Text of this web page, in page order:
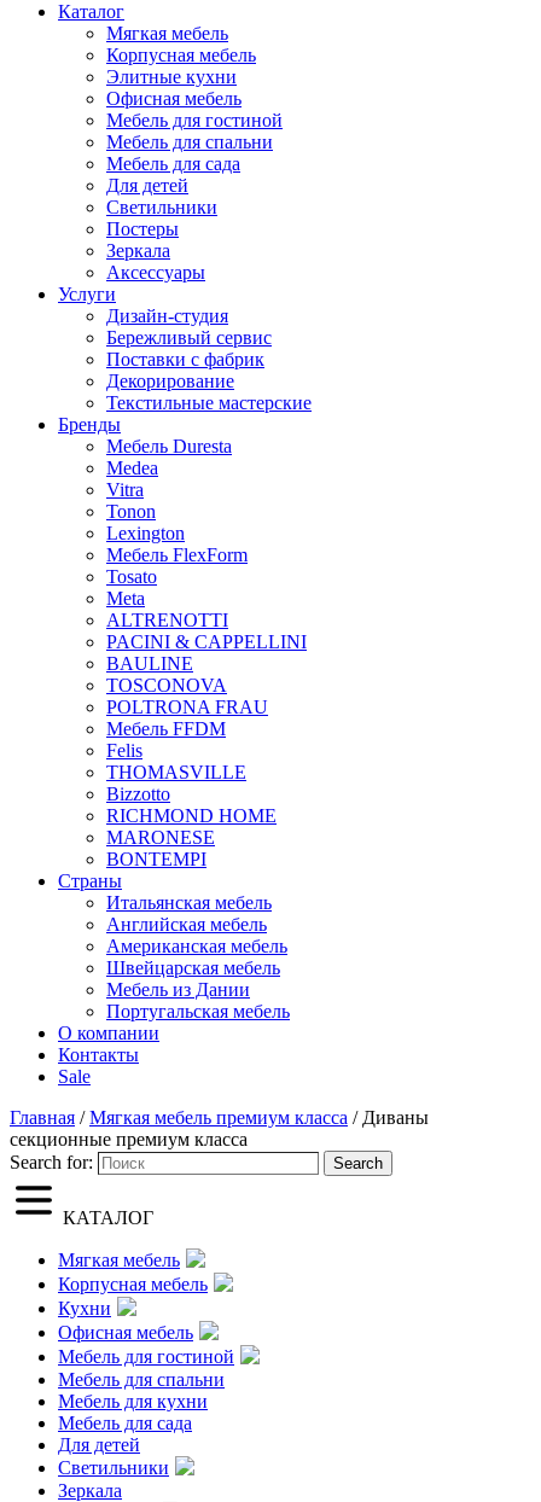
Каталог
Мягкая мебель
Корпусная мебель
Элитные кухни
Офисная мебель
Мебель для гостиной
Мебель для спальни
Мебель для сада
Для детей
Светильники
Постеры
Зеркала
Аксессуары
Услуги
Дизайн-студия
Бережливый сервис
Поставки с фабрик
Декорирование
Текстильные мастерские
Бренды
Мебель Duresta
Medea
Vitra
Tonon
Lexington
Мебель FlexForm
Tosato
Meta
ALTRENOTTI
PACINI & CAPPELLINI
BAULINE
TOSCONOVA
POLTRONA FRAU
Мебель FFDM
Felis
THOMASVILLE
Bizzotto
RICHMOND HOME
MARONESE
BONTEMPI
Страны
Итальянская мебель
Английская мебель
Американская мебель
Швейцарская мебель
Мебель из Дании
Португальская мебель
О компании
Контакты
Sale
Главная /Мягкая мебель премиум класса / Диваны
секционные премиум класса
Search for:
Search
КАТАЛОГ
Мягкая мебель
Корпусная мебель
Кухни
Офисная мебель
Мебель для гостиной
Мебель для спальни
Мебель для кухни
Мебель для сада
Для детей
Светильники
Зеркала